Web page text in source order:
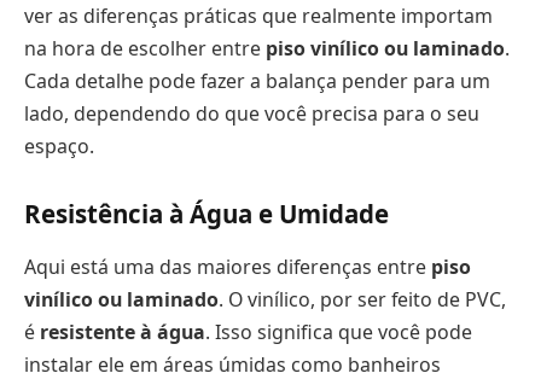
ver as diferenças práticas que realmente importam
na hora de escolher entre piso vinílico ou laminado.
Cada detalhe pode fazer a balança pender para um
lado, dependendo do que você precisa para o seu
espaço.
Resistência à Água e Umidade
Aqui está uma das maiores diferenças entre piso
vinílico ou laminado. O vinílico, por ser feito de PVC,
é resistente à água. Isso significa que você pode
instalar ele em áreas úmidas como banheiros